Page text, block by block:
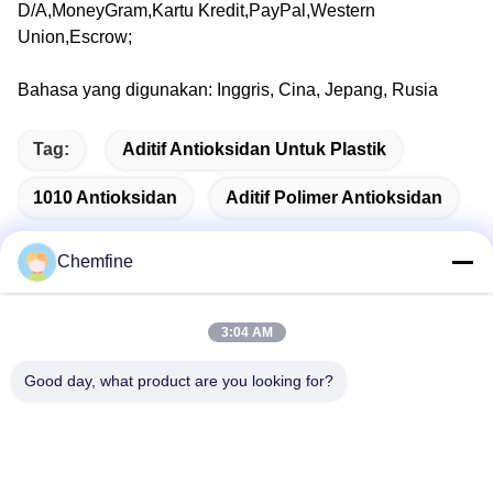
D/A,MoneyGram,Kartu Kredit,PayPal,Western
Union,Escrow;
Bahasa yang digunakan: Inggris, Cina, Jepang, Rusia
Tag: Aditif Antioksidan Untuk Plastik
1010 Antioksidan Aditif Polimer Antioksidan
Alamat
Chemfine
3:04 AM
Good day, what product are you looking for?